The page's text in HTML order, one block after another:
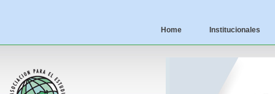
Home Institucionales